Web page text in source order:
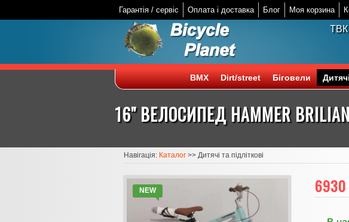
Гарантія / сервіс Оплата і доставка Блог Моя корзина
ТВК
BMX Dirt/street Біговели
16" ВЕЛОСИПЕД HAMMER
Навігація: Каталог >> Дитячі та підліткові
NEW 6930